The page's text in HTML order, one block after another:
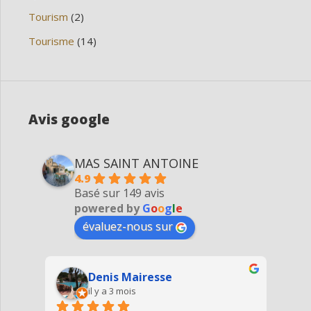
Tourism (2)
Tourisme (14)
Avis google
MAS SAINT ANTOINE
4.9
Basé sur 149 avis
powered byGoogle
évaluez-nous sur
Denis Mairesse
il y a 3 mois